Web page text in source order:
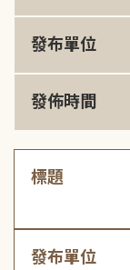
發布單位
發佈時間
標題
發布單位